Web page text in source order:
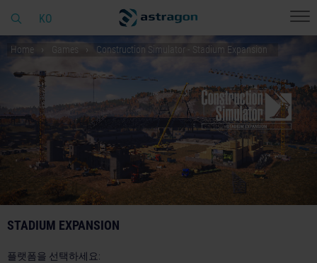
KO
Home Games Construction Simulator - Stadium Expansion
STADIUM EXPANSION
플랫폼을 선택하세요: